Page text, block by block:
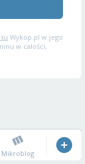
Wykop.pl w jego
w całości,
Mikroblog